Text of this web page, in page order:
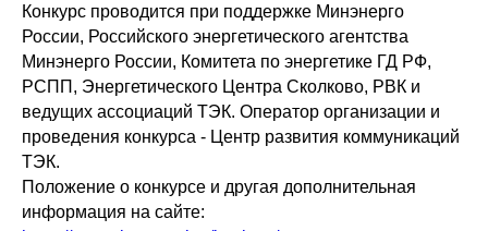
Конкурс проводится при поддержке Минэнерго
России, Российского энергетического агентства
Минэнерго России, Комитета по энергетике ГД РФ,
РСПП, Энергетического Центра Сколково, РВК и
ведущих ассоциаций ТЭК. Оператор организации и
проведения конкурса - Центр развития коммуникаций
ТЭК.
Положение о конкурсе и другая дополнительная
информация на сайте: